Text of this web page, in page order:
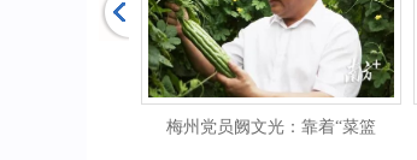
梅州党员阙文光：靠着“菜篮